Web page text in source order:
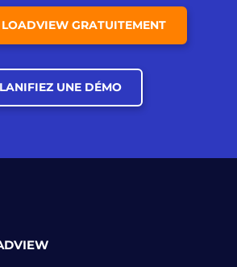
LOADVIEW GRATUITEMENT
UNE DÉMO